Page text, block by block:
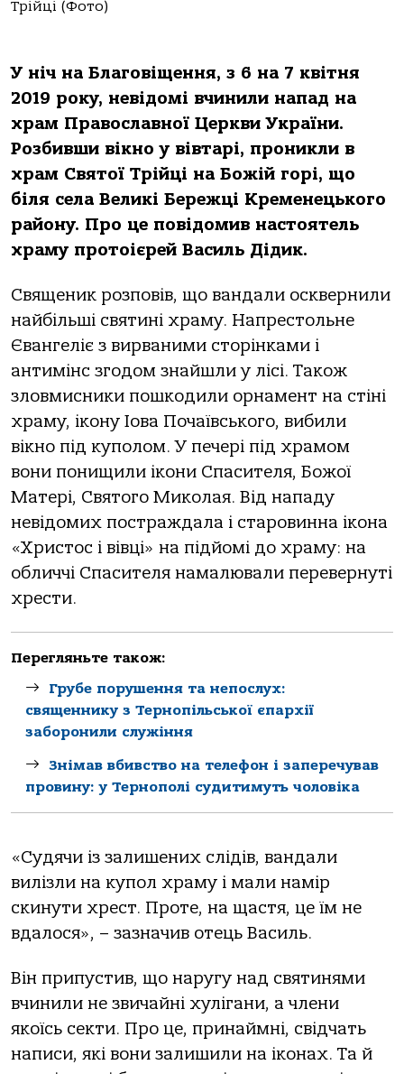
У ніч на Благовіщення, з 6 на 7 квітня
2019 року, невідомі вчинили напад на
храм Православної Церкви України.
Розбивши вікно у вівтарі, проникли в
храм Святої Трійці на Божій горі, що
біля села Великі Бережці Кременецького
району. Про це повідомив настоятель
храму протоієрей Василь Дідик.
Священик розповів, що вандали осквернили
найбільші святині храму. Напрестольне
Євангеліє з вирваними сторінками і
антимінс згодом знайшли у лісі. Також
зловмисники пошкодили орнамент на стіні
храму, ікону Іова Почаївського, вибили
вікно під куполом. У печері під храмом
вони понищили ікони Спасителя, Божої
Матері, Святого Миколая. Від нападу
невідомих постраждала і старовинна ікона
«Христос і вівці» на підйомі до храму: на
обличчі Спасителя намалювали перевернуті
хрести.
Перегляньте також:
Грубе порушення та непослух:
священнику з Тернопільської єпархії
заборонили служіння
Знімав вбивство на телефон і заперечував
провину: у Тернополі судитимуть чоловіка
«Судячи із залишених слідів, вандали
вилізли на купол храму і мали намір
скинути хрест. Проте, на щастя, це їм не
вдалося», – зазначив отець Василь.
Він припустив, що наругу над святинями
вчинили не звичайні хулігани, а члени
якоїсь секти. Про це, принаймні, свідчать
написи, які вони залишили на іконах. Та й